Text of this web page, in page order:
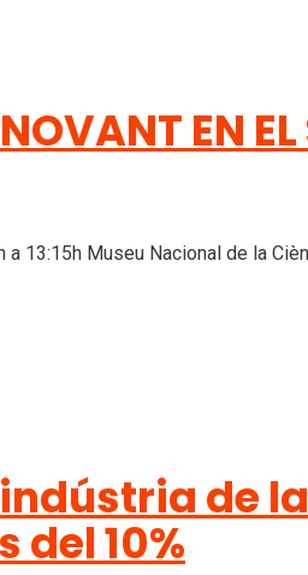
EN
13:15h Museu Nacional de la
indústria de
del 10%